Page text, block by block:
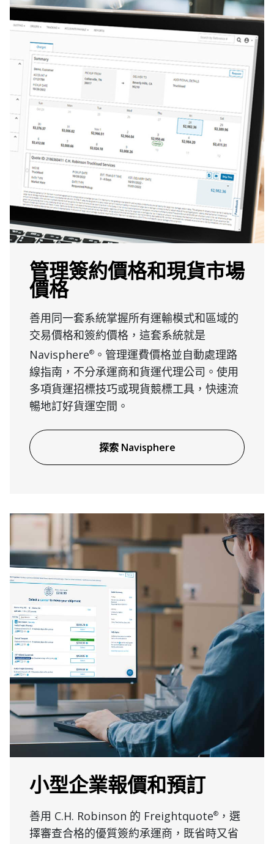
管理簽約價格和現貨市場
價格
善用同一套系統掌握所有運輸模式和區域的
交易價格和簽約價格，這套系統就是
Navisphere® 。管理運費價格並自動處理路
線指南，不分承運商和貨運代理公司。使用
多項貨運招標技巧或現貨競標工具，快速流
暢地訂好貨運空間。
探索 Navisphere
小型企業報價和預訂
善用 C.H. Robinson 的 Freightquote® ，選
擇審查合格的優質簽約承運商，既省時又省